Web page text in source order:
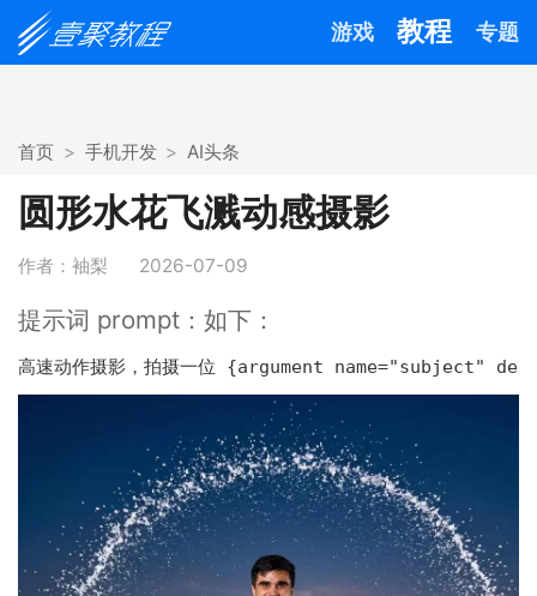
游戏 教程 专题
首页 手机开发 AI头条
圆形水花飞溅动感摄影
作者：袖梨 2026-07-09
提示词 prompt：如下：